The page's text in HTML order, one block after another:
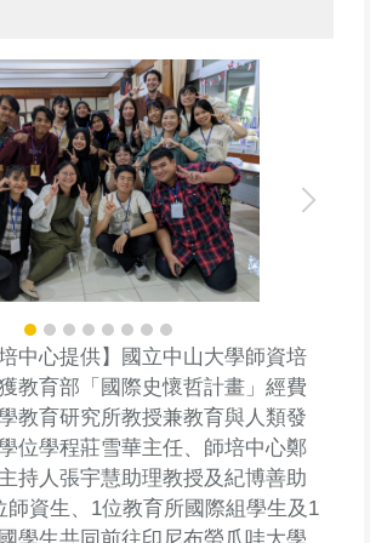
中心提供】國立中山大學師資培
教育部「國際史懷哲計畫」經費
教育研究所教授兼教育與人類發
位學程莊雪華主任、師培中心鄭
持人張宇慧助理教授及紀博善助
師資生、1位教育所國際組學生及1